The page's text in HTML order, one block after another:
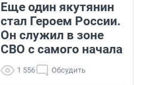
Еще один якутянин
стал Героем России.
Он служил в зоне
СВО с самого начала
1 556 Обсудить